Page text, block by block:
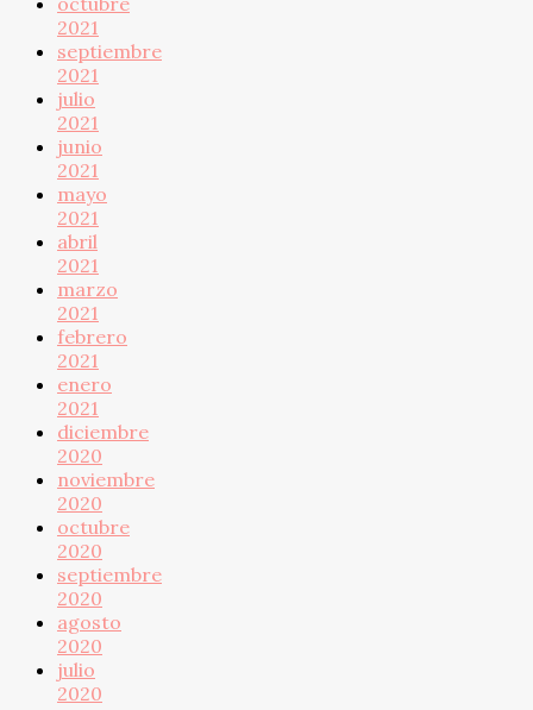
2021
septiembre
2021
julio
2021
junio
2021
mayo
2021
abril
2021
marzo
2021
febrero
2021
enero
2021
diciembre
2020
noviembre
2020
octubre
2020
septiembre
2020
agosto
2020
julio
2020